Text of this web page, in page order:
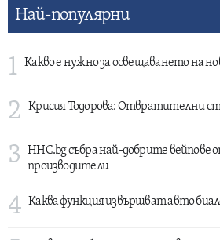
Най-популярни
1 Какво е нужно за освещаването на
2 Крисия Тодорова: Отвратителни
3
HHC.bg събра най-добрите вейпове
производители
4 Каква функция извършват авто